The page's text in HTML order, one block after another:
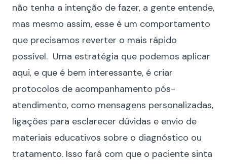
não tenha a intenção de fazer, a gente entende,
mas mesmo assim, esse é um comportamento
que precisamos reverter o mais rápido
possível. Uma estratégia que podemos aplicar
aqui, e que é bem interessante, é criar
protocolos de acompanhamento pós-
atendimento, como mensagens personalizadas,
ligações para esclarecer dúvidas e envio de
materiais educativos sobre o diagnóstico ou
tratamento. Isso fará com que o paciente sinta